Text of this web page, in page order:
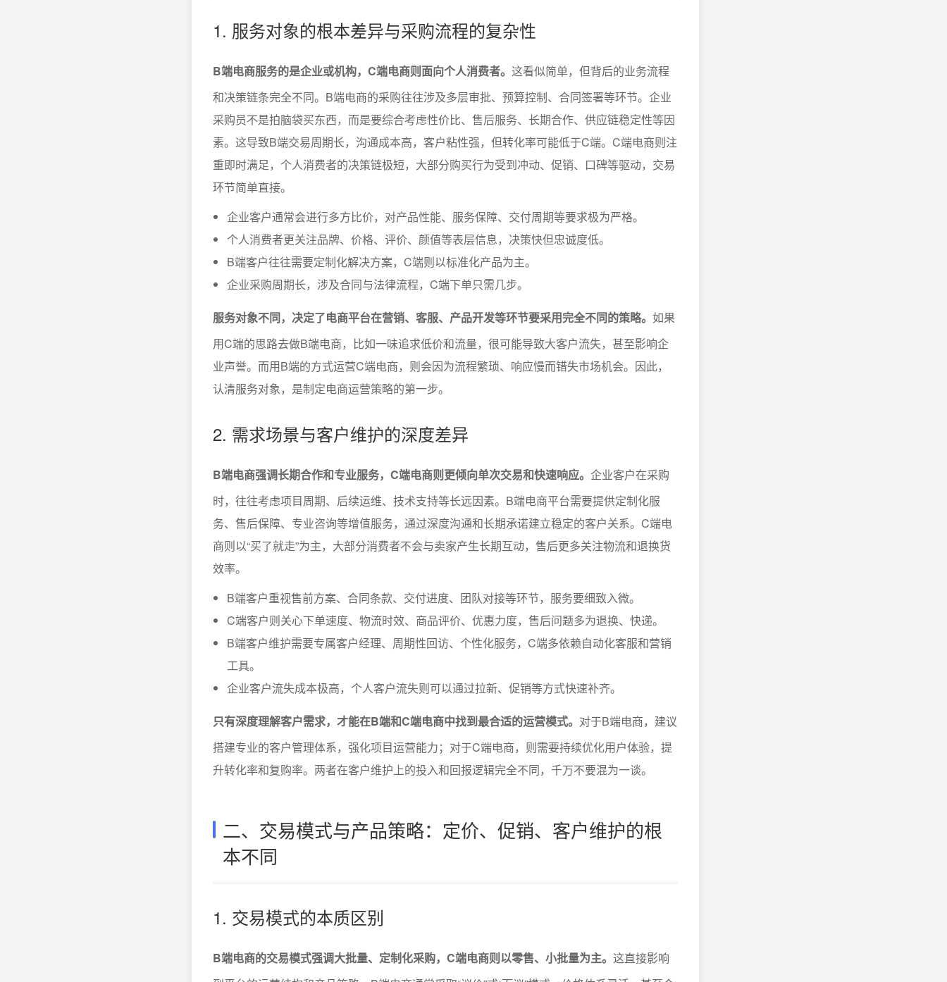
1. 服务对象的根本差异与采购流程的复杂性
B端电商服务的是企业或机构，C端电商则面向个人消费者。 这看似简单，但背后的业务流程
和决策链条完全不同。B端电商的采购往往涉及多层审批、预算控制、合同签署等环节。企业
采购员不是拍脑袋买东西，而是要综合考虑性价比、售后服务、长期合作、供应链稳定性等因
素。这导致B端交易周期长，沟通成本高，客户粘性强，但转化率可能低于C端。C端电商则注
重即时满足，个人消费者的决策链极短，大部分购买行为受到冲动、促销、口碑等驱动，交易
环节简单直接。
企业客户通常会进行多方比价，对产品性能、服务保障、交付周期等要求极为严格。
个人消费者更关注品牌、价格、评价、颜值等表层信息，决策快但忠诚度低。
B端客户往往需要定制化解决方案，C端则以标准化产品为主。
企业采购周期长，涉及合同与法律流程，C端下单只需几步。
服务对象不同，决定了电商平台在营销、客服、产品开发等环节要采用完全不同的策略。 如果
用C端的思路去做B端电商，比如一味追求低价和流量，很可能导致大客户流失，甚至影响企
业声誉。而用B端的方式运营C端电商，则会因为流程繁琐、响应慢而错失市场机会。因此，
认清服务对象，是制定电商运营策略的第一步。
2. 需求场景与客户维护的深度差异
B端电商强调长期合作和专业服务，C端电商则更倾向单次交易和快速响应。 企业客户在采购
时，往往考虑项目周期、后续运维、技术支持等长远因素。B端电商平台需要提供定制化服
务、售后保障、专业咨询等增值服务，通过深度沟通和长期承诺建立稳定的客户关系。C端电
商则以“买了就走”为主，大部分消费者不会与卖家产生长期互动，售后更多关注物流和退换货
效率。
B端客户重视售前方案、合同条款、交付进度、团队对接等环节，服务要细致入微。
C端客户则关心下单速度、物流时效、商品评价、优惠力度，售后问题多为退换、快递。
B端客户维护需要专属客户经理、周期性回访、个性化服务，C端多依赖自动化客服和营销
工具。
企业客户流失成本极高，个人客户流失则可以通过拉新、促销等方式快速补齐。
只有深度理解客户需求，才能在B端和C端电商中找到最合适的运营模式。 对于B端电商，建议
搭建专业的客户管理体系，强化项目运营能力；对于C端电商，则需要持续优化用户体验，提
升转化率和复购率。两者在客户维护上的投入和回报逻辑完全不同，千万不要混为一谈。
二、交易模式与产品策略：定价、促销、客户维护的根
本不同
1. 交易模式的本质区别
B端电商的交易模式强调大批量、定制化采购，C端电商则以零售、小批量为主。 这直接影响